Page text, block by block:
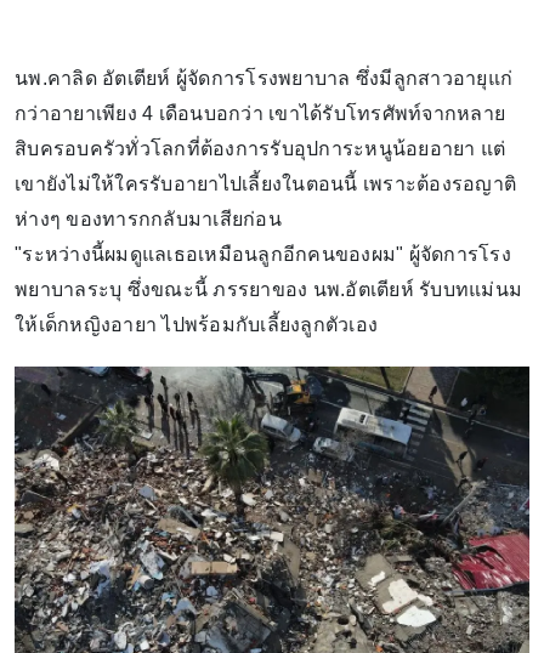
นพ.คาลิด อัตเตียห์ ผู้จัดการโรงพยาบาล ซึ่งมีลูกสาวอายุแก่
กว่าอายาเพียง 4 เดือนบอกว่า เขาได้รับโทรศัพท์จากหลาย
สิบครอบครัวทั่วโลกที่ต้องการรับอุปการะหนูน้อยอายา แต่
เขายังไม่ให้ใครรับอายาไปเลี้ยงในตอนนี้ เพราะต้องรอญาติ
ห่างๆ ของทารกกลับมาเสียก่อน
"ระหว่างนี้ผมดูแลเธอเหมือนลูกอีกคนของผม" ผู้จัดการโรง
พยาบาลระบุ ซึ่งขณะนี้ ภรรยาของ นพ.อัตเตียห์ รับบทแม่นม
ให้เด็กหญิงอายา ไปพร้อมกับเลี้ยงลูกตัวเอง